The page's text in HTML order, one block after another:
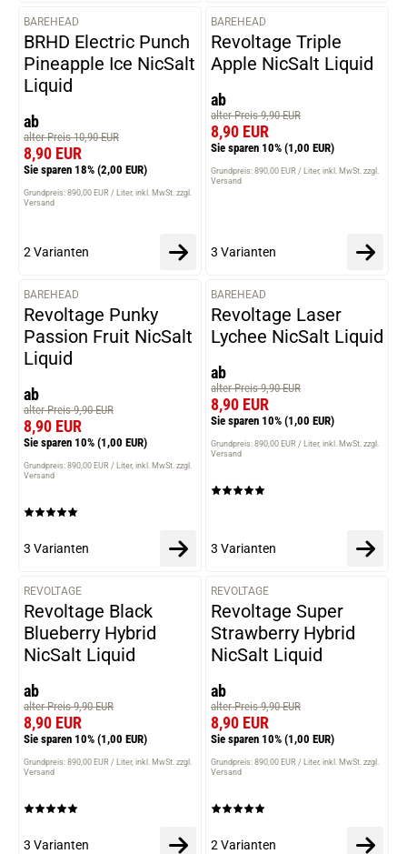
VARIANTEN
BAREHEAD
BRHD Electric Punch
Pineapple Ice NicSalt
Liquid
ab
alter Preis 10,90 EUR
8,90 EUR
Sie sparen 18% (2,00 EUR)
Grundpreis: 890,00 EUR / Liter inkl. MwSt. zzgl.
Versand
2 Varianten
VARIANTEN
BAREHEAD
Revoltage Triple
Apple NicSalt Liquid
ab
alter Preis 9,90 EUR
8,90 EUR
Sie sparen 10% (1,00 EUR)
Grundpreis: 890,00 EUR / Liter inkl. MwSt. zzgl.
Versand
3 Varianten
VARIANTEN
BAREHEAD
Revoltage Punky
Passion Fruit NicSalt
Liquid
ab
alter Preis 9,90 EUR
8,90 EUR
Sie sparen 10% (1,00 EUR)
Grundpreis: 890,00 EUR / Liter inkl. MwSt. zzgl.
Versand
3 Varianten
BAREHEAD
Revoltage Laser
Lychee NicSalt Liquid
ab
alter Preis 9,90 EUR
8,90 EUR
Sie sparen 10% (1,00 EUR)
Grundpreis: 890,00 EUR / Liter inkl. MwSt. zzgl.
Versand
3 Varianten
VARIANTEN
REVOLTAGE
Revoltage Black
Blueberry Hybrid
NicSalt Liquid
ab
alter Preis 9,90 EUR
8,90 EUR
Sie sparen 10% (1,00 EUR)
Grundpreis: 890,00 EUR / Liter inkl. MwSt. zzgl.
Versand
3 Varianten
REVOLTAGE
Revoltage Super
Strawberry Hybrid
NicSalt Liquid
ab
alter Preis 9,90 EUR
8,90 EUR
Sie sparen 10% (1,00 EUR)
Grundpreis: 890,00 EUR / Liter inkl. MwSt. zzgl.
Versand
2 Varianten